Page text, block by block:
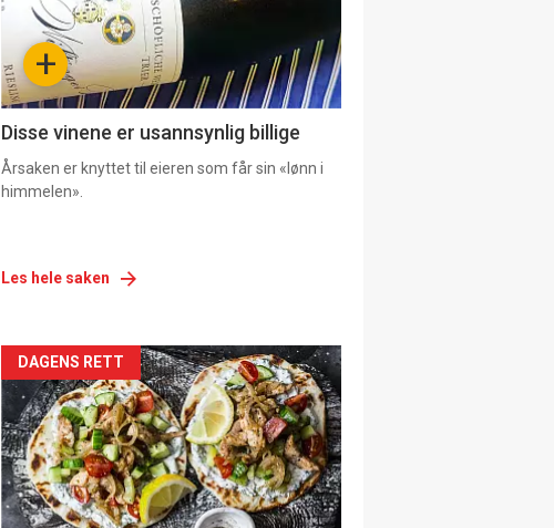
3 +
Disse vinene er usannsynlig billige
Årsaken er knyttet til eieren som får sin «lønn i
himmelen».
Les hele saken
Forsiden
akkurat
nå
-
DAGENS RETT